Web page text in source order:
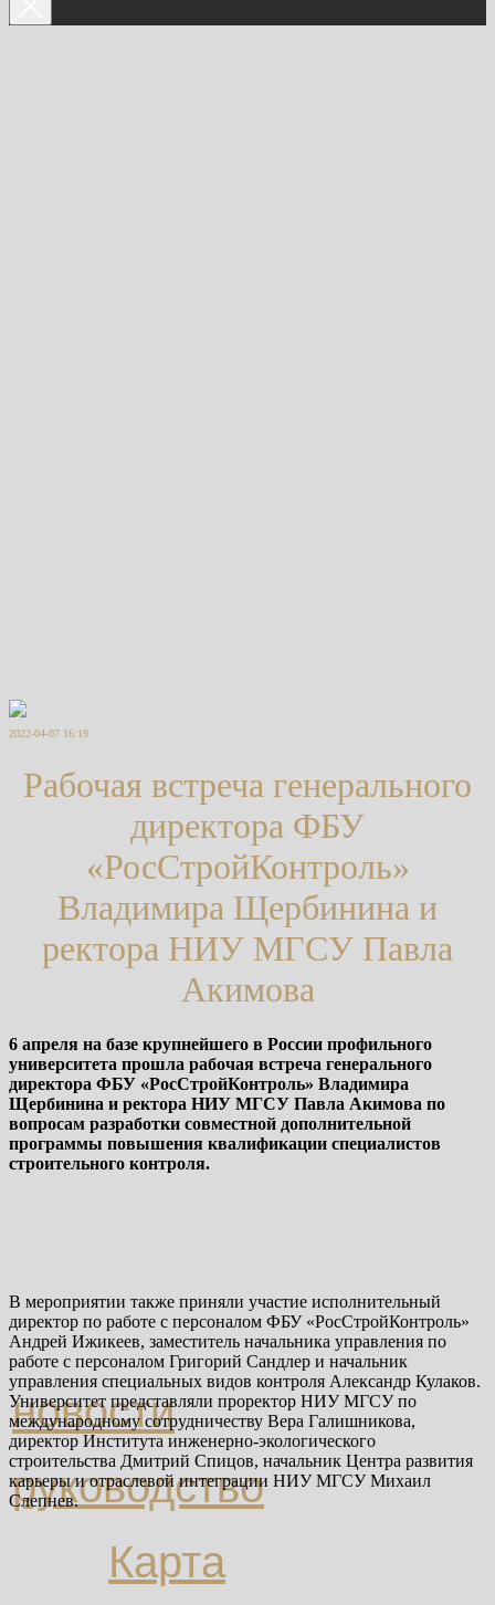
новости
руководство
Карта
2022-04-07 16:19
Рабочая встреча генерального
директора ФБУ
«РосСтройКонтроль»
Владимира Щербинина и
ректора НИУ МГСУ Павла
Акимова
6 апреля на базе крупнейшего в России профильного
университета прошла рабочая встреча генерального
директора ФБУ «РосСтройКонтроль» Владимира
Щербинина и ректора НИУ МГСУ Павла Акимова по
вопросам разработки совместной дополнительной
программы повышения квалификации специалистов
строительного контроля.
В мероприятии также приняли участие исполнительный
директор по работе с персоналом ФБУ «РосСтройКонтроль»
Андрей Ижикеев, заместитель начальника управления по
работе с персоналом Григорий Сандлер и начальник
управления специальных видов контроля Александр Кулаков.
Университет представляли проректор НИУ МГСУ по
международному сотрудничеству Вера Галишникова,
директор Института инженерно-экологического
строительства Дмитрий Спицов, начальник Центра развития
карьеры и отраслевой интеграции НИУ МГСУ Михаил
Слепнев.